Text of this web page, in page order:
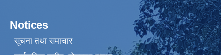
Notices
सूचना तथा समाचार